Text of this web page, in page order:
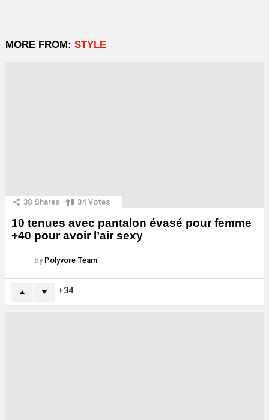
MORE FROM: STYLE
38 Shares 34 Votes
10 tenues avec pantalon évasé pour femme
+40 pour avoir l’air sexy
by Polyvore Team
34